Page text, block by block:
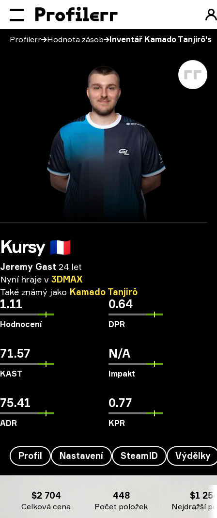
Profilerr Hodnota zásob Inventář Kamado Tanjirō's
Kursy 🇫🇷
Jeremy Gast 24 let
Nyní hraje v 3DMAX
Také známý jako Kamado Tanjirō
1.11
Hodnocení
0.64
DPR
71.57
KAST
N/A
Impakt
75.41
ADR
0.77
KPR
Profil Nastavení SteamID Výdělky
Celková cena
$2 704
Počet položek
448
Nejdražší
$1